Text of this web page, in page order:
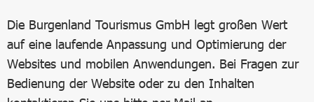
Die Burgenland Tourismus GmbH legt großen Wert
auf eine laufende Anpassung und Optimierung der
Websites und mobilen Anwendungen. Bei Fragen zur
Bedienung der Website oder zu den Inhalten